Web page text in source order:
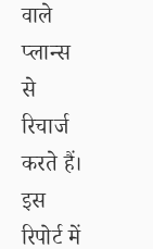
वाले
प्लान्स
से
रिचार्ज
करते हैं।
इस
रिपोर्ट में